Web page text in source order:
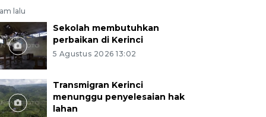
lalu
Sekolah membutuhkan
perbaikan di Kerinci
5 Agustus 2026 13:02
Transmigran Kerinci
menunggu penyelesaian hak
lahan